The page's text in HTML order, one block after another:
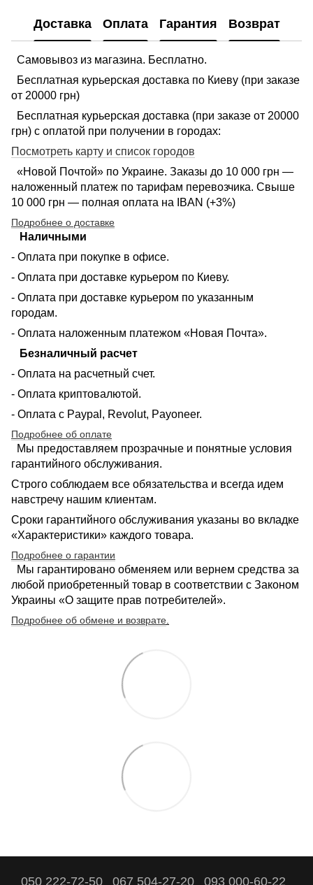
Доставка Оплата Гарантия Возврат
Самовывоз из магазина. Бесплатно.
Бесплатная курьерская доставка по Киеву (при заказе
от 20000 грн)
Бесплатная курьерская доставка (при заказе от 20000
грн) с оплатой при получении в городах:
Посмотреть карту и список городов
«Новой Почтой» по Украине. Заказы до 10 000 грн —
наложенный платеж по тарифам перевозчика. Свыше
10 000 грн — полная оплата на IBAN (+3%)
Подробнее о доставке
Наличными
- Оплата при покупке в офисе.
- Оплата при доставке курьером по Киеву.
- Оплата при доставке курьером по указанным
городам.
- Оплата наложенным платежом «Новая Почта».
Безналичный расчет
- Оплата на расчетный счет.
- Оплата криптовалютой.
- Оплата с Paypal, Revolut, Payoneer.
Подробнее об оплате
Мы предоставляем прозрачные и понятные условия
гарантийного обслуживания.
Строго соблюдаем все обязательства и всегда идем
навстречу нашим клиентам.
Сроки гарантийного обслуживания указаны во вкладке
«Характеристики» каждого товара.
Подробнее о гарантии
Мы гарантировано обменяем или вернем средства за
любой приобретенный товар в соответствии с Законом
Украины «О защите прав потребителей».
Подробнее об обмене и возврате
050 222-72-50 067 504-27-20 093 000-60-22